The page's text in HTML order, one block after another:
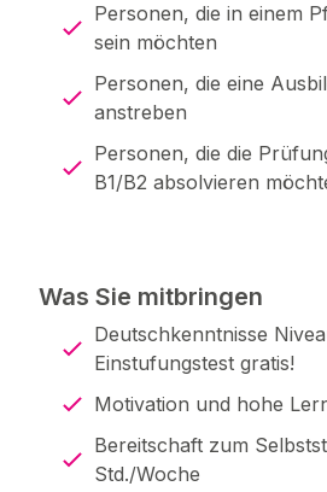
Personen, die in einem
sein möchten
Personen, die eine
anstreben
Personen, die die
B1/B2 absolvieren
Was Sie mitbringen
Deutschkenntnisse
Einstufungstest gratis!
Motivation und hohe
Bereitschaft zum
Std./Woche